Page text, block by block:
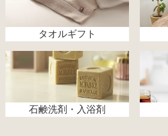
タオルギフト
石鹸洗剤・入浴剤